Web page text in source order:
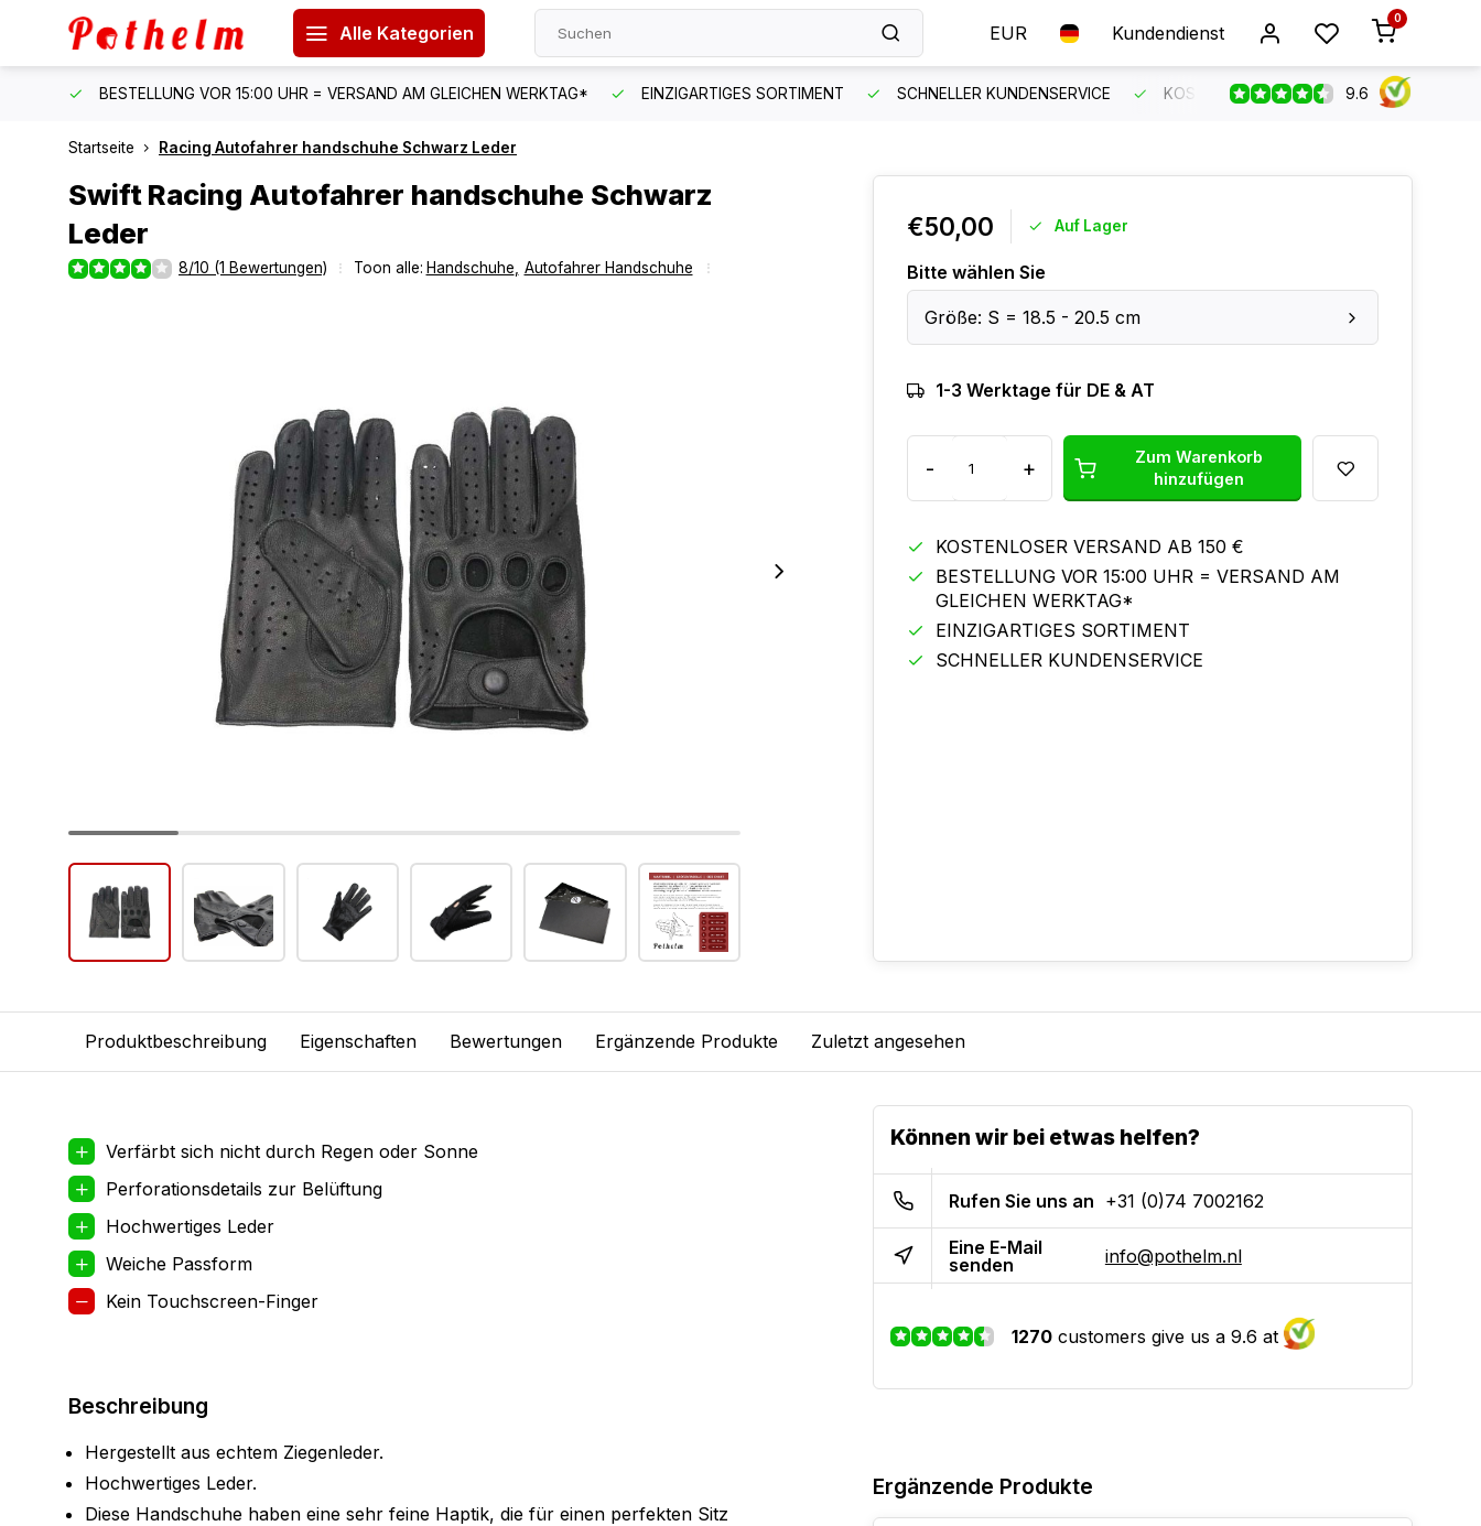
Alle Kategorien EUR Kundendienst
0
BESTELLUNG VOR 15:00 UHR = VERSAND AM GLEICHEN WERKTAG* EINZIGARTIGES SORTIMENT SCHNELLER KUNDENSERVICE KOSTENLOSER VERSAND AB 150 €
9.6
Startseite Racing Autofahrer handschuhe Schwarz Leder
SwiftRacing Autofahrer handschuhe Schwarz
Leder
8/10 (1 Bewertungen) Toon alle: Handschuhe Autofahrer Handschuhe
€50,00 Auf Lager
Bitte wählen Sie
Größe: S = 18.5 - 20.5 cm
1-3 Werktage für DE & AT
- +
Zum Warenkorb
hinzufügen
KOSTENLOSER VERSAND AB 150 €
BESTELLUNG VOR 15:00 UHR = VERSAND AM
GLEICHEN WERKTAG*
EINZIGARTIGES SORTIMENT
SCHNELLER KUNDENSERVICE
Produktbeschreibung Eigenschaften Bewertungen Ergänzende Produkte Zuletzt angesehen
Verfärbt sich nicht durch Regen oder Sonne
Perforationsdetails zur Belüftung
Hochwertiges Leder
Weiche Passform
Kein Touchscreen-Finger
Beschreibung
Hergestellt aus echtem Ziegenleder.
Hochwertiges Leder.
Diese Handschuhe haben eine sehr feine Haptik, die für einen perfekten Sitz
Können wir bei etwas helfen?
Rufen Sie uns an +31 (0)74 7002162
Eine E-Mail
senden
info@pothelm.nl
1270 customers give us a 9.6 at
Ergänzende Produkte